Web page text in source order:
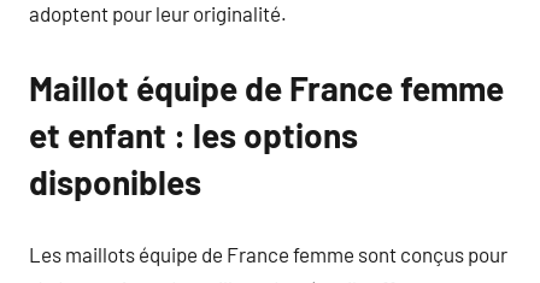
adoptent pour leur originalité.
Maillot équipe de France femme
et enfant : les options
disponibles
Les maillots équipe de France femme sont conçus pour